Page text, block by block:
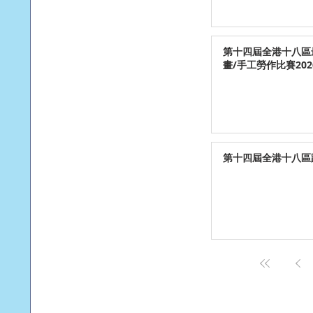
第十四屆全港十八
畫/手工勞作比賽
第十四屆全港十八